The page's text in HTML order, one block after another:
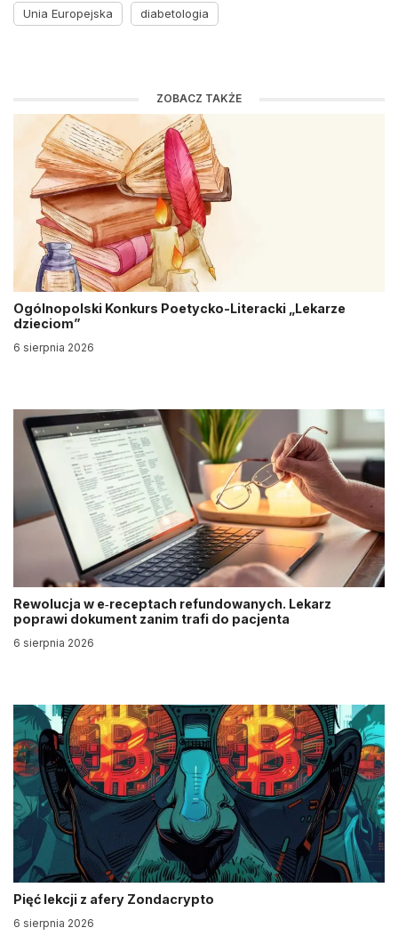
Unia Europejska
diabetologia
ZOBACZ TAKŻE
Ogólnopolski Konkurs Poetycko-Literacki „Lekarze
dzieciom”
6 sierpnia 2026
Rewolucja w e‑receptach refundowanych. Lekarz
poprawi dokument zanim trafi do pacjenta
6 sierpnia 2026
Pięć lekcji z afery Zondacrypto
6 sierpnia 2026